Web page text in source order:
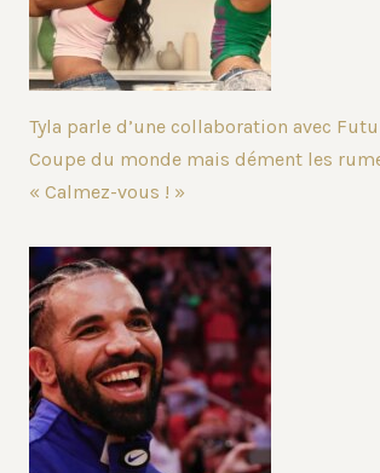
Tyla parle d’une collaboration avec
Coupe du monde mais dément les
« Calmez-vous ! »